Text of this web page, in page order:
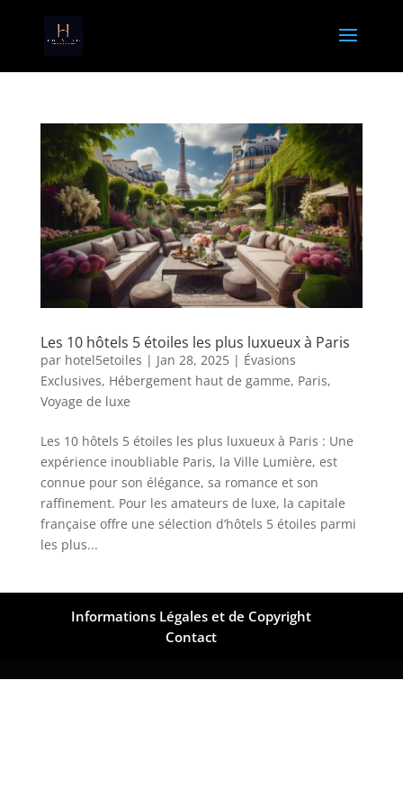
Les 10 hôtels 5 étoiles les plus luxueux à Paris
par hotel5etoiles | Jan 28, 2025| Évasions
Exclusives, Hébergement haut de gamme, Paris,
Voyage de luxe
Les 10 hôtels 5 étoiles les plus luxueux à Paris : Une
expérience inoubliable Paris, la Ville Lumière, est
connue pour son élégance, sa romance et son
raffinement. Pour les amateurs de luxe, la capitale
française offre une sélection d’hôtels 5 étoiles parmi
les plus...
Informations Légales et de Copyright
Contact